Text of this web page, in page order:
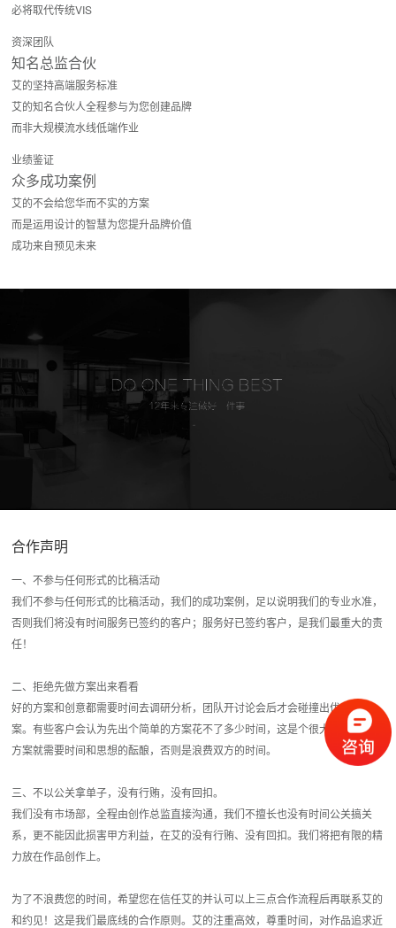
必将取代传统VIS
资深团队
知名总监合伙
艾的坚持高端服务标准
艾的知名合伙人全程参与为您创建品牌
而非大规模流水线低端作业
业绩鉴证
众多成功案例
艾的不会给您华而不实的方案
而是运用设计的智慧为您提升品牌价值
成功来自预见未来
合作声明
一、不参与任何形式的比稿活动
我们不参与任何形式的比稿活动，我们的成功案例，足以说明我们的专业水准，
否则我们将没有时间服务已签约的客户；服务好已签约客户，是我们最重大的责
任！
二、拒绝先做方案出来看看
好的方案和创意都需要时间去调研分析，团队开讨论会后才会碰撞出优质的方
案。有些客户会认为先出个简单的方案花不了多少时间，这是个很大的误区，好
方案就需要时间和思想的酝酿，否则是浪费双方的时间。
三、不以公关拿单子，没有行贿，没有回扣。
我们没有市场部，全程由创作总监直接沟通，我们不擅长也没有时间公关搞关
系，更不能因此损害甲方利益，在艾的没有行贿、没有回扣。我们将把有限的精
力放在作品创作上。
为了不浪费您的时间，希望您在信任艾的并认可以上三点合作流程后再联系艾的
和约见！这是我们最底线的合作原则。艾的注重高效，尊重时间，对作品追求近